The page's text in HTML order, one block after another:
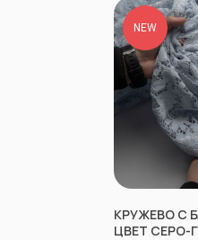
NEW
КРУЖЕВО С
ЦВЕТ СЕРО-